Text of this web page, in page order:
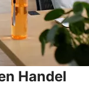
Handel